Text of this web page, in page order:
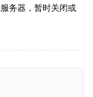
务器，暂时关闭或